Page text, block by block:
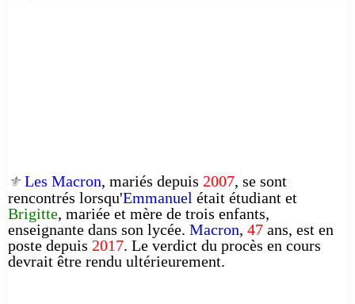
⚜️ Les Macron, mariés depuis 2007, se sont
rencontrés lorsqu'Emmanuel était étudiant et
Brigitte, mariée et mère de trois enfants,
enseignante dans son lycée. Macron, 47 ans, est en
poste depuis 2017. Le verdict du procès en cours
devrait être rendu ultérieurement.